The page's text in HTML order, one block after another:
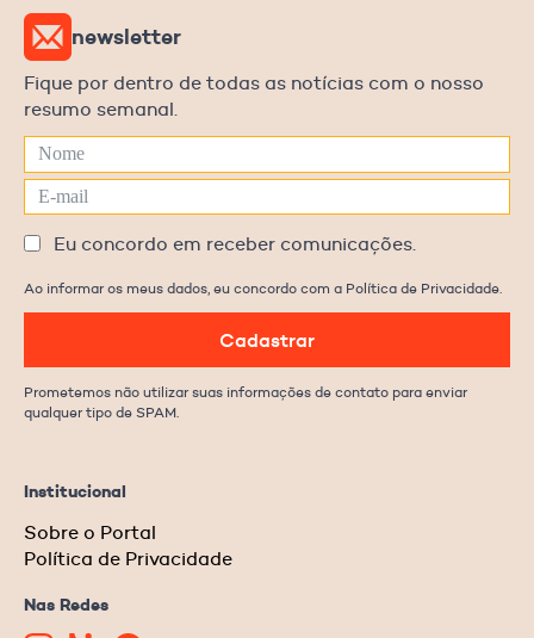
Institucional
Sobre o Portal
Política de Privacidade
Nas Redes
newsletter
Fique por dentro de todas as notícias com o nosso
resumo semanal.
Eu concordo em receber comunicações.
Ao informar os meus dados, eu concordo com a Política de Privacidade.
Cadastrar
Prometemos não utilizar suas informações de contato para enviar
qualquer tipo de SPAM.